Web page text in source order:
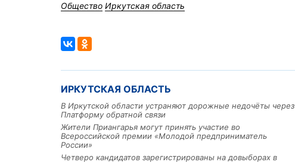
Общество Иркутская область
ИРКУТСКАЯ ОБЛАСТЬ
В Иркутской области устраняют дорожные недочёты через
Платформу обратной связи
Жители Приангарья могут принять участие во
Всероссийской премии «Молодой предприниматель
России»
Четверо кандидатов зарегистрированы на довыборах в